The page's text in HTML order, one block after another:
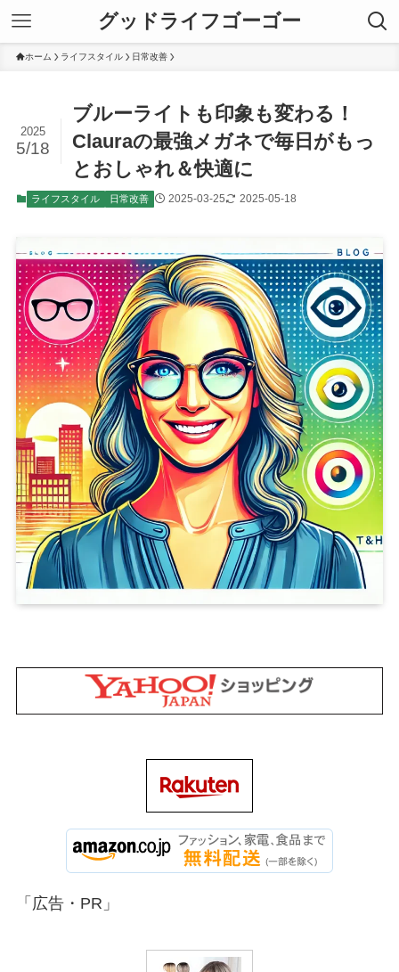
グッドライフゴーゴー
ホーム ライフスタイル 日常改善
ブルーライトも印象も変わる！
Clauraの最強メガネで毎日がもっ
とおしゃれ＆快適に
2025
5/18
ライフスタイル 日常改善 2025-03-25 2025-05-18
「広告・PR」